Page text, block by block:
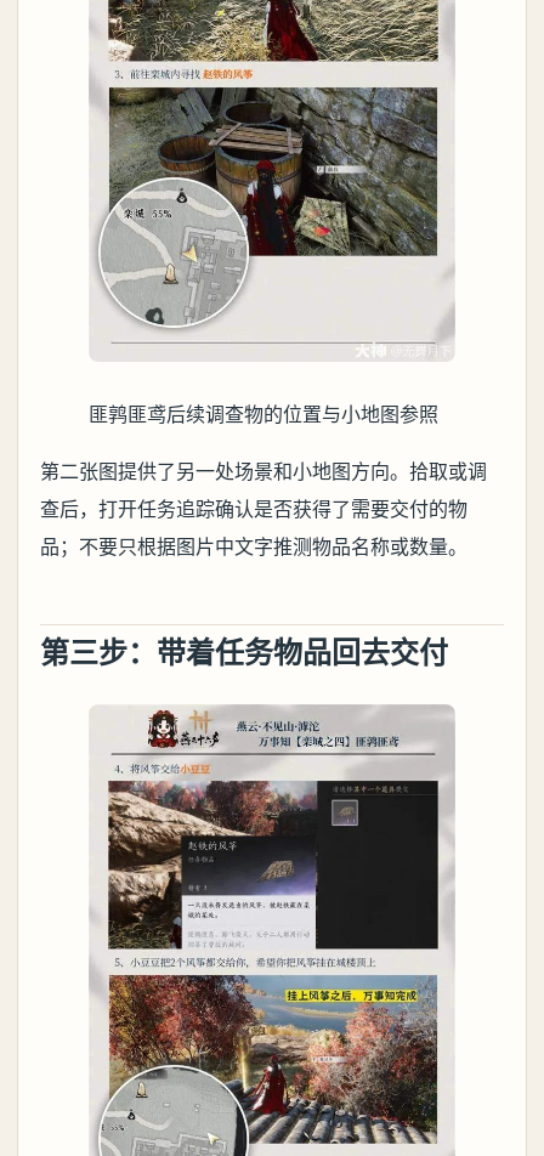
匪鹑匪鸢后续调查物的位置与小地图参照
第二张图提供了另一处场景和小地图方向。拾取或调
查后，打开任务追踪确认是否获得了需要交付的物
品；不要只根据图片中文字推测物品名称或数量。
第三步：带着任务物品回去交付